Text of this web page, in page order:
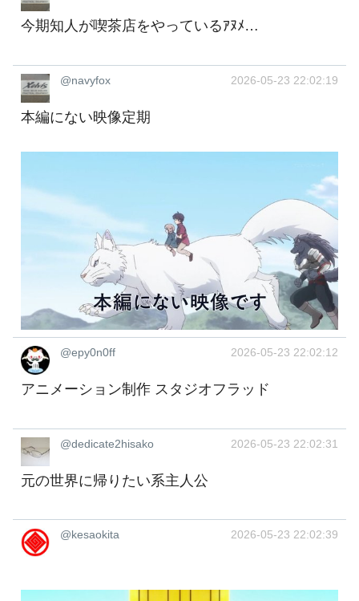
今期知人が喫茶店をやっているｱﾇﾒ…
@navyfox 2026-05-23 22:02:19
本編にない映像定期
@epy0n0ff 2026-05-23 22:02:12
アニメーション制作 スタジオフラッド
@dedicate2hisako 2026-05-23 22:02:31
元の世界に帰りたい系主人公
@kesaokita 2026-05-23 22:02:39